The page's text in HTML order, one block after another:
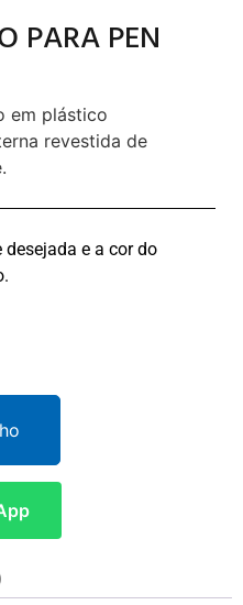
PARA PEN
em plástico
revestida de
e a cor do